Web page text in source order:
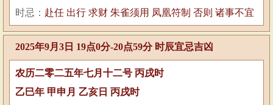
时忌： 赴任 出行 求财 朱雀须用 凤凰符制 否则 诸事不宜
2025年9月3日 19点0分-20点59分 时辰宜忌吉凶
农历二零二五年七月十二号 丙戌时
乙巳年 甲申月 乙亥日 丙戌时